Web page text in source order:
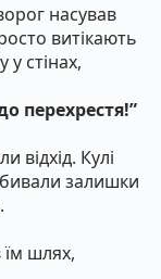
насував
витікають
стінах,
перехрестя!”
відхід. Кулі
залишки
шлях,